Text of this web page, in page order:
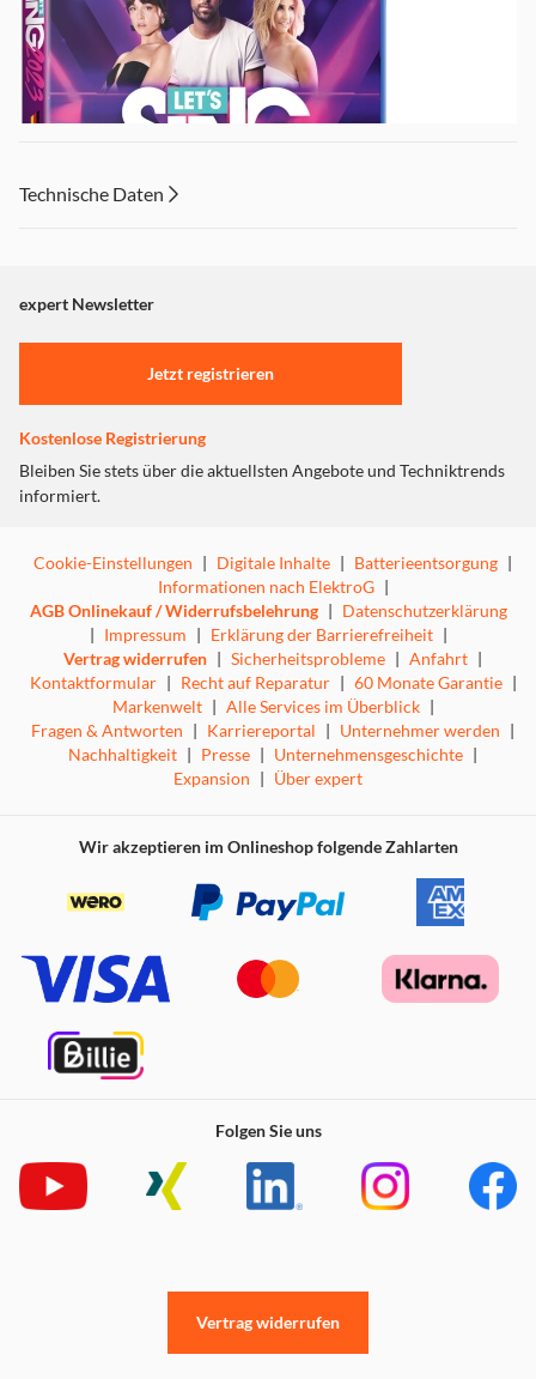
Singe alleine oder fordere deine Freunde zu einem
Gesangsduell im lokalen oder Online-Multiplayer heraus.
Hab Spaß im Let's Party-Modus, indem du mit bis zu acht
Spielern gemeinsam performen kannst, oder singe dich an
die Spitze der weltweiten Online-Rangliste. Performe
einige deiner neuen Lieblingssongs sowie alte Klassiker
aus der neuen Songauswahl mit 30 aufregenden und
bekannten Titeln. Rocke die Bühne mit aktuellen Knaller-
Hits wie "Bad Habits" von Ed Sheeran, "Old Town Road"
Connor oder "Drei Uhr nachts" von Mark Forster & LEA.
World Contest und Let’s Party.
Einzelspieler: In unserem Legend-Modus kannst du
ausleben. Verdiene Sterne, besiege Bosse und komm
ganz an die Spitze!
unserer Online-Rangliste unter Beweis! Weitere Songs
erwarten dich im In-Game-Shop.
Hab Spaß im Let's Party-Modus, indem du mit bis zu
dich an die Spitze der weltweiten Online-Rangliste.
Sing App verwandelt dein Smartphone in ein Mikrofon!
Weitere Songs im In-Game-Store!
Technische Daten
expert Newsletter
Jetzt registrieren
Kostenlose Registrierung
Bleiben Sie stets über die aktuellsten Angebote und Techniktrends
informiert.
Cookie-Einstellungen | Digitale Inhalte | Batterieentsorgung |
Informationen nach ElektroG |
AGB Onlinekauf / Widerrufsbelehrung | Datenschutzerklärung
| Impressum | Erklärung der Barrierefreiheit |
Vertrag widerrufen | Sicherheitsprobleme | Anfahrt |
Kontaktformular | Recht auf Reparatur | 60 Monate Garantie |
Markenwelt | Alle Services im Überblick |
Fragen & Antworten | Karriereportal | Unternehmer werden |
Nachhaltigkeit | Presse | Unternehmensgeschichte |
Expansion | Über expert
Wir akzeptieren im Onlineshop folgende Zahlarten
Folgen Sie uns
Vertrag widerrufen